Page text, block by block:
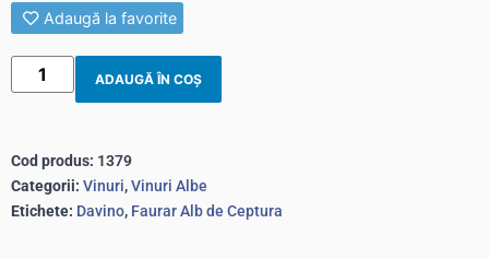
Adaugă la favorite
ADAUGĂ ÎN COȘ
Cod produs: 1379
Categorii: Vinuri,Vinuri Albe
Etichete: Davino, Faurar Alb de Ceptura